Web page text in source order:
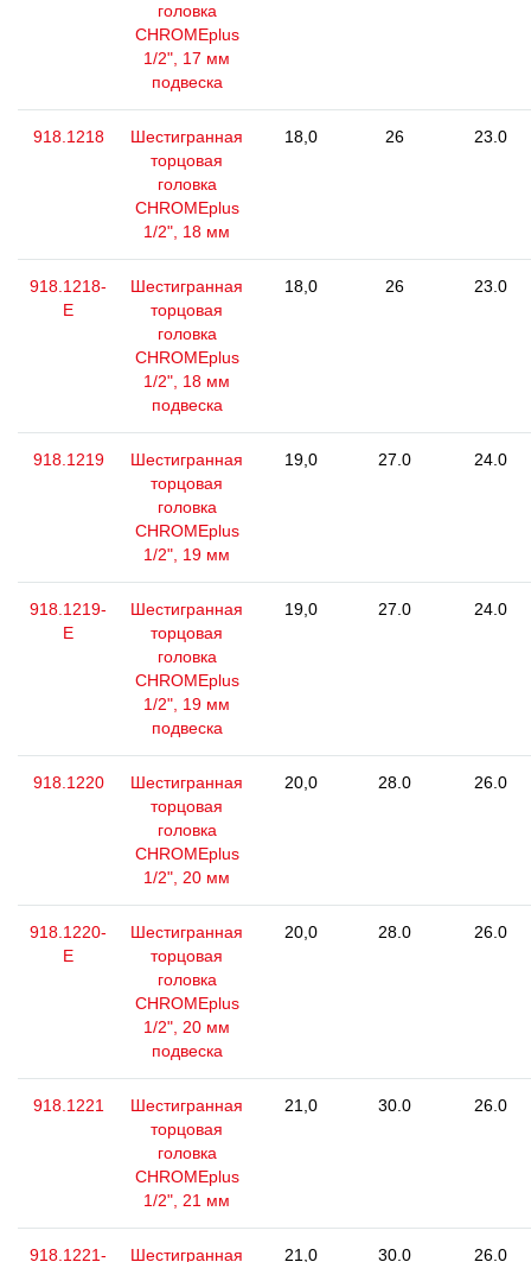
головка
CHROMEplus
1/2", 17 мм
подвеска
918.1218
Шестигранная
торцовая
головка
CHROMEplus
1/2", 18 мм
18,0 26 23.0
918.1218-
E
Шестигранная
торцовая
головка
CHROMEplus
1/2", 18 мм
подвеска
18,0 26 23.0
918.1219
Шестигранная
торцовая
головка
CHROMEplus
1/2", 19 мм
19,0 27.0 24.0
918.1219-
E
Шестигранная
торцовая
головка
CHROMEplus
1/2", 19 мм
подвеска
19,0 27.0 24.0
918.1220
Шестигранная
торцовая
головка
CHROMEplus
1/2", 20 мм
20,0 28.0 26.0
918.1220-
E
Шестигранная
торцовая
головка
CHROMEplus
1/2", 20 мм
подвеска
20,0 28.0 26.0
918.1221
Шестигранная
торцовая
головка
CHROMEplus
1/2", 21 мм
21,0 30.0 26.0
918.1221-
Шестигранная
21,0 30.0 26.0